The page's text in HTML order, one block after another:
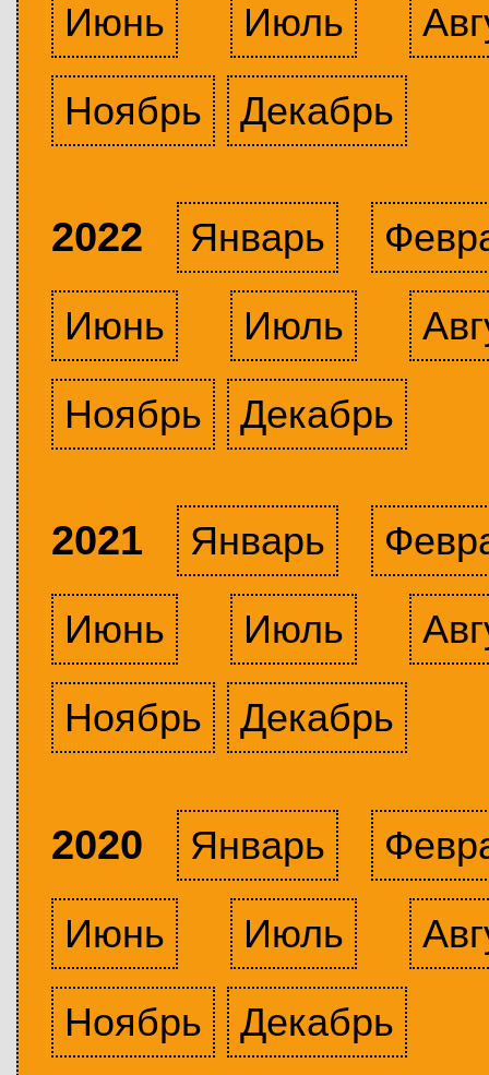
Июнь
Июль
Ноябрь
Декабрь
2022 Январь
Июнь
Июль
Ноябрь
Декабрь
2021 Январь
Июнь
Июль
Ноябрь
Декабрь
2020 Январь
Июнь
Июль
Ноябрь
Декабрь